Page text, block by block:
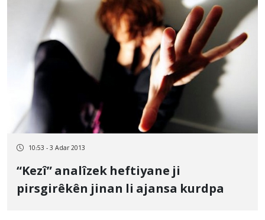
10:53 - 3 Adar 2013
“Kezî” analîzek heftiyane ji
pirsgirêkên jinan li ajansa kurdpa